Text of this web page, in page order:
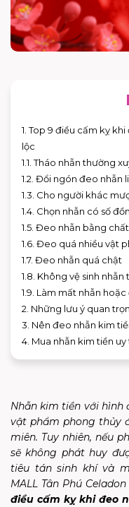
1. Top 9 điều cấm kỵ
lộc
1.1. Tháo nhẫn thường
1.2. Đổi ngón đeo nhẫn
1.3. Cho người khác
1.4. Chọn nhẫn có số
1.5. Đeo nhẫn bằng
1.6. Đeo quá nhiều vật
1.7. Đeo nhẫn quá chật
1.8. Không vệ sinh
1.9. Làm mất nhẫn
2. Những lưu ý quan
3. Nên đeo nhẫn kim
4. Mua nhẫn kim tiền uy
Nhẫn kim tiền với hình
vật phẩm phong thủy
miên. Tuy nhiên, nếu
sẽ không phát huy
tiêu tán sinh khí và
MALL Tân Phú
điều cấm kỵ khi đeo